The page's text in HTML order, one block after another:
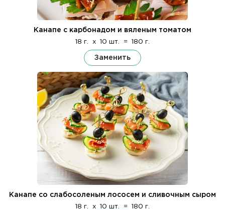
Канапе с карбонадом и вяленым томатом
18 г. x 10 шт. = 180 г.
Заменить
Канапе со слабосоленым лососем и сливочным сыром
18 г. x 10 шт. = 180 г.